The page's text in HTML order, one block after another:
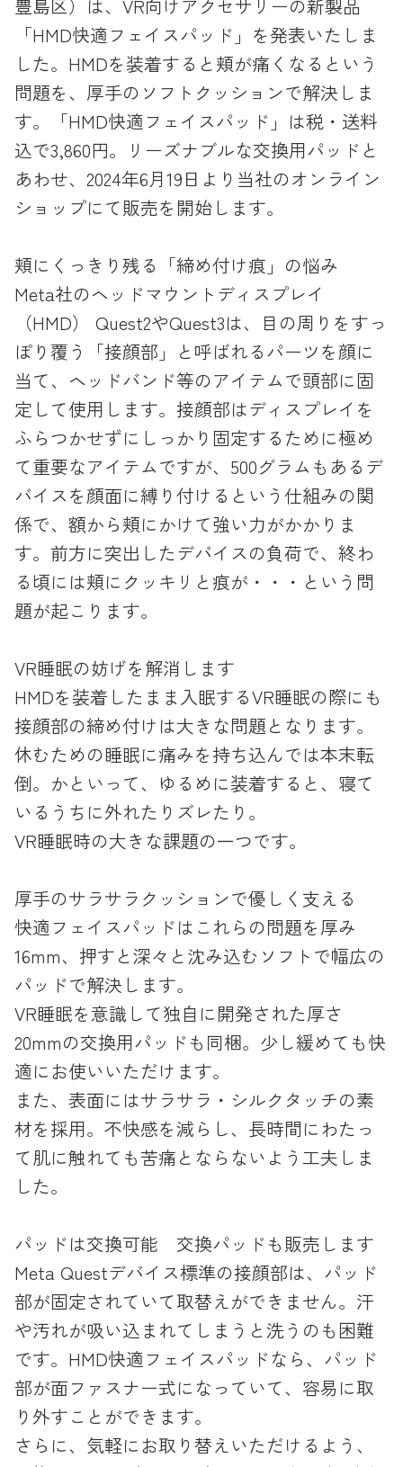
豊島区）は、VR向けアクセサリーの新製品
「HMD快適フェイスパッド」を発表いたしま
した。HMDを装着すると頬が痛くなるという
問題を、厚手のソフトクッションで解決しま
す。「HMD快適フェイスパッド」は税・送料
込で3,860円。リーズナブルな交換用パッドと
あわせ、2024年6月19日より当社のオンライン
ショップにて販売を開始します。
頬にくっきり残る「締め付け痕」の悩み
Meta社のヘッドマウントディスプレイ
（HMD） Quest2やQuest3は、目の周りをすっ
ぽり覆う「接顔部」と呼ばれるパーツを顔に
当て、ヘッドバンド等のアイテムで頭部に固
定して使用します。接顔部はディスプレイを
ふらつかせずにしっかり固定するために極め
て重要なアイテムですが、500グラムもあるデ
バイスを顔面に縛り付けるという仕組みの関
係で、額から頬にかけて強い力がかかりま
す。前方に突出したデバイスの負荷で、終わ
る頃には頬にクッキリと痕が・・・という問
題が起こります。
VR睡眠の妨げを解消します
HMDを装着したまま入眠するVR睡眠の際にも
接顔部の締め付けは大きな問題となります。
休むための睡眠に痛みを持ち込んでは本末転
倒。かといって、ゆるめに装着すると、寝て
いるうちに外れたりズレたり。
VR睡眠時の大きな課題の一つです。
厚手のサラサラクッションで優しく支える
快適フェイスパッドはこれらの問題を厚み
16mm、押すと深々と沈み込むソフトで幅広の
パッドで解決します。
VR睡眠を意識して独自に開発された厚さ
20mmの交換用パッドも同梱。少し緩めても快
適にお使いいただけます。
また、表面にはサラサラ・シルクタッチの素
材を採用。不快感を減らし、長時間にわたっ
て肌に触れても苦痛とならないよう工夫しま
した。
パッドは交換可能 交換パッドも販売します
Meta Questデバイス標準の接顔部は、パッド
部が固定されていて取替えができません。汗
や汚れが吸い込まれてしまうと洗うのも困難
です。HMD快適フェイスパッドなら、パッド
部が面ファスナー式になっていて、容易に取
り外すことができます。
さらに、気軽にお取り替えいただけるよう、